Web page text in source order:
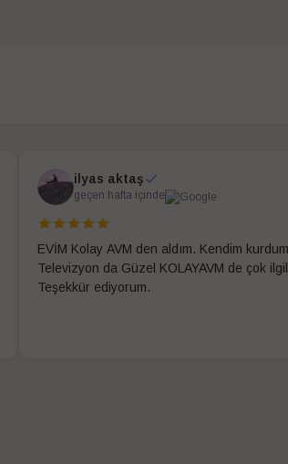
ilyas aktaş
geçen hafta içinde
EVİM Kolay AVM den aldım. Kendim kurdum
Televizyon da Güzel KOLAYAVM de çok
Teşekkür ediyorum.